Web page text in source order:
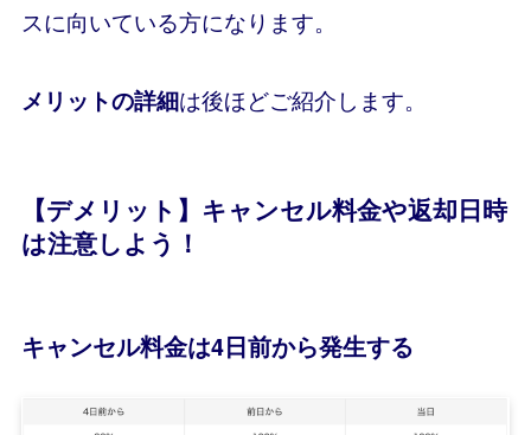
スに向いている方になります。
メリットの詳細は後ほどご紹介します。
【デメリット】キャンセル料金や返却日時
は注意しよう！
キャンセル料金は4日前から発生する